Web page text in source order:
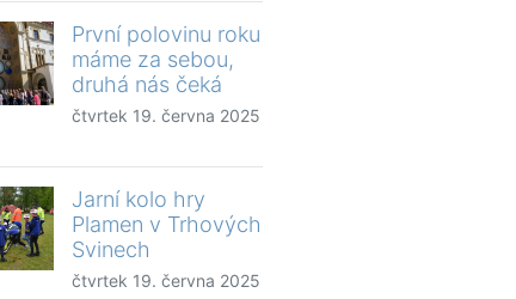
První polovinu roku
máme za sebou,
druhá nás čeká
čtvrtek 19. června 2025
Jarní kolo hry
Plamen v Trhových
Svinech
čtvrtek 19. června 2025